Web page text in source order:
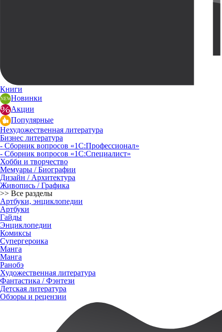
Книги
Новинки
Акции
Популярные
Нехудожественная литература
Бизнес литература
- Сборник вопросов «1С:Профессионал»
- Сборник вопросов «1С:Специалист»
Хобби и творчество
Мемуары / Биографии
Дизайн / Архитектура
Живопись / Графика
>> Все разделы
Артбуки, энциклопедии
Артбуки
Гайды
Энциклопедии
Комиксы
Супергероика
Манга
Манга
Ранобэ
Художественная литература
Фантастика / Фэнтези
Детская литература
Обзоры и рецензии